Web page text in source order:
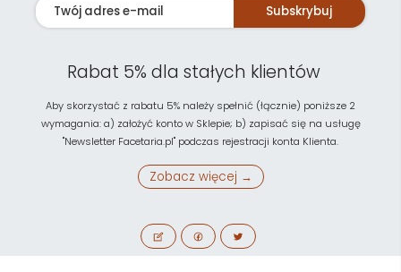
Subskrybuj
Rabat 5% dla stałych klientów
Aby skorzystać z rabatu 5% należy spełnić (łącznie) poniższe 2
wymagania: a) założyć konto w Sklepie; b) zapisać się na usługę
"Newsletter Facetaria.pl" podczas rejestracji konta Klienta.
Zobacz więcej →